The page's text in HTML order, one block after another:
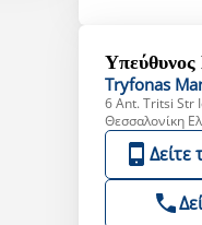
Υπεύθυνος
Tryfonas
6 Ant. Tritsi Str
Θεσσαλονίκη
Δείτε